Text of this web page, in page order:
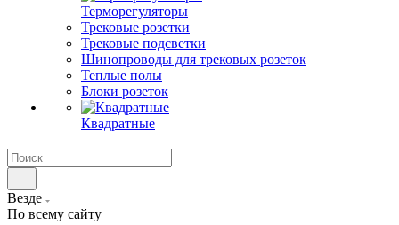
Терморегуляторы
Трековые розетки
Трековые подсветки
Шинопроводы для трековых розеток
Теплые полы
Блоки розеток
Квадратные
Везде
По всему сайту